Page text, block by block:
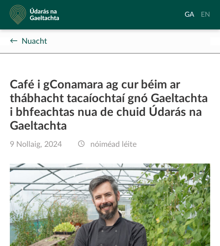
Údarás
na
Gaeltachta
Aistrigh
Gaeilge
GA
to
EN
Nuacht
Café i gConamara ag cur béim ar
thábhacht tacaíochtaí gnó Gaeltachta
i bhfeachtas nua de chuid Údarás na
Gaeltachta
9 Nollaig, 2024 nóiméad léite